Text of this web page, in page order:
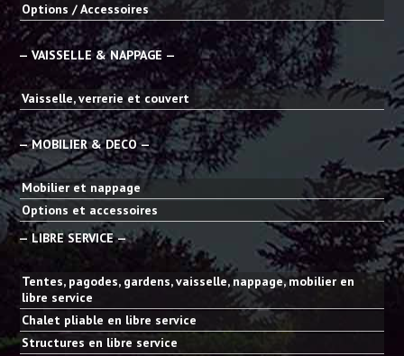
Options / Accessoires
— VAISSELLE & NAPPAGE —
Vaisselle, verrerie et couvert
— MOBILIER & DECO —
Mobilier et nappage
Options et accessoires
— LIBRE SERVICE —
Tentes, pagodes, gardens, vaisselle, nappage, mobilier en
libre service
Chalet pliable en libre service
Structures en libre service